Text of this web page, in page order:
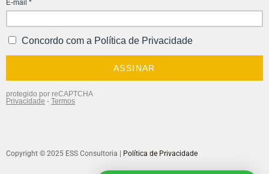
Copyright © 2025 ESS Consultoria | Política de Privacidade